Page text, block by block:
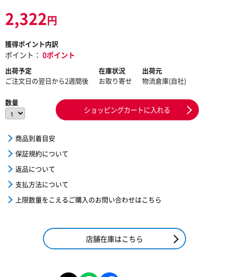
2,322円
獲得ポイント内訳
ポイント： 0ポイント
出荷予定
ご注文日の翌日から2週間後
在庫状況
お取り寄せ
出荷元
物流倉庫(自社)
数量
ショッピングカートに入れる
商品到着目安
保証規約について
返品について
支払方法について
上限数量をこえるご購入のお問い合わせはこちら
店舗在庫はこちら